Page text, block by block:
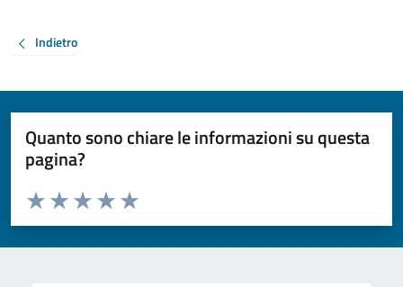
Indietro
Quanto sono chiare le informazioni su questa
pagina?
Valuta da 1 a 5 stelle la pagina
Valuta 5 stelle su 5
Valuta 4 stelle su 5
Valuta 3 stelle su 5
Valuta 2 stelle su 5
Valuta 1 stelle su 5